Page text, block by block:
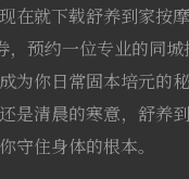
就下载舒养到家按
，预约一位专业的同
为你日常固本培元的
是清晨的寒意，舒养
守住身体的根本。